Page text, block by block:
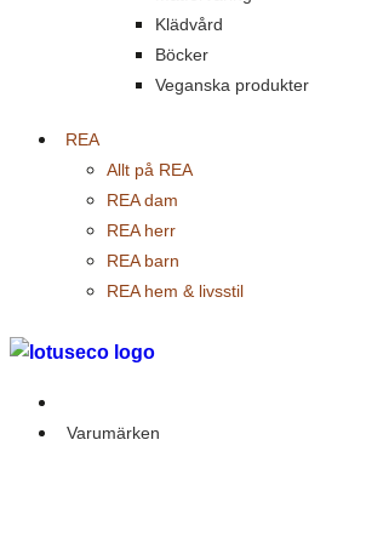
Klädvård
Böcker
Veganska produkter
REA
Allt på REA
REA dam
REA herr
REA barn
REA hem & livsstil
Varumärken